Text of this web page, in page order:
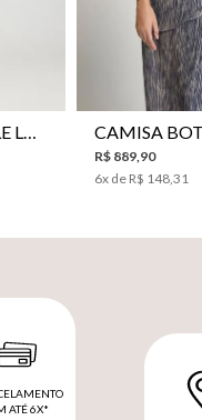
CALÇA PANTALONA LE LIS HORI FEMININA
R$ 889,90
6x de R$ 148,31
ATÉ 6X*